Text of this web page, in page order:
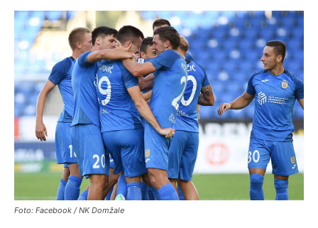
Foto: Facebook / NK Domžale